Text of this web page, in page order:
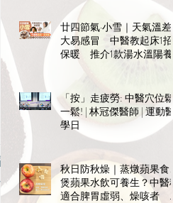
廿四節氣·小雪｜天氣溫差
大易感冒 中醫教起床1招
保暖 推介1款湯水溫陽養
「按」走疲勞: 中醫穴位鬆
一鬆! | 林冠傑醫師 | 運動醫
學日
秋日防秋燥｜蒸燉蘋果食、
煲蘋果水飲可養生？中醫稱
適合脾胃虛弱、燥咳者 宜